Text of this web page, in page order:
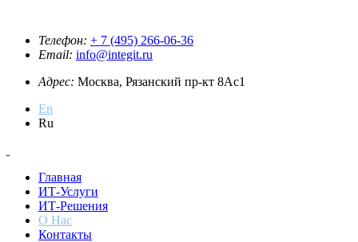
Телефон: + 7 (495) 266-06-36
Email: info@integit.ru
Адрес: Москва, Рязанский пр-кт 8Ас1
En
Ru
Главная
ИТ-Услуги
ИТ-Решения
О Нас
Контакты